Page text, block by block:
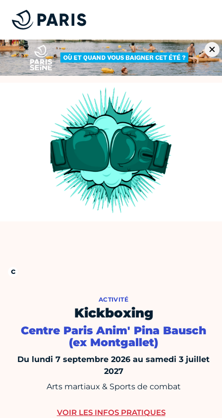
ACTIVITÉ
Kickboxing
Centre Paris Anim' Pina Bausch
(ex Montgallet)
Du lundi 7 septembre 2026 au samedi 3 juillet
2027
Arts martiaux & Sports de combat
VOIR LES INFOS PRATIQUES